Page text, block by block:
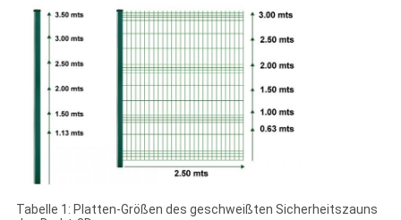
Tabelle 1: Platten-Größen des geschweißten Sicherheitszauns